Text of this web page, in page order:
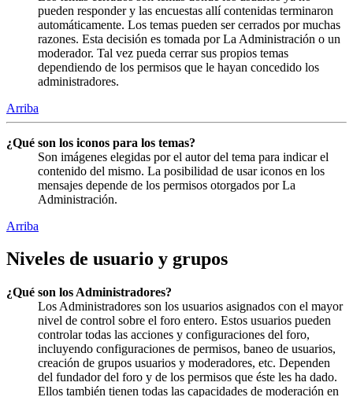
pueden responder y las encuestas allí contenidas terminaron
automáticamente. Los temas pueden ser cerrados por muchas
razones. Esta decisión es tomada por La Administración o un
moderador. Tal vez pueda cerrar sus propios temas
dependiendo de los permisos que le hayan concedido los
administradores.
Arriba
¿Qué son los iconos para los temas?
Son imágenes elegidas por el autor del tema para indicar el
contenido del mismo. La posibilidad de usar iconos en los
mensajes depende de los permisos otorgados por La
Administración.
Arriba
Niveles de usuario y grupos
¿Qué son los Administradores?
Los Administradores son los usuarios asignados con el mayor
nivel de control sobre el foro entero. Estos usuarios pueden
controlar todas las acciones y configuraciones del foro,
incluyendo configuraciones de permisos, baneo de usuarios,
creación de grupos usuarios y moderadores, etc. Dependen
del fundador del foro y de los permisos que éste les ha dado.
Ellos también tienen todas las capacidades de moderación en